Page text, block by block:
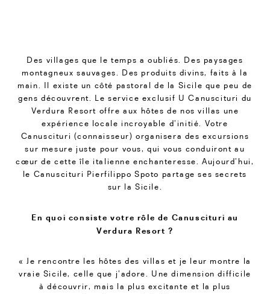
Des villages que le temps a oubliés. Des paysages
montagneux sauvages. Des produits divins, faits à la
main. Il existe un côté pastoral de la Sicile que peu de
gens découvrent. Le service exclusif U Canuscituri du
Verdura Resort offre aux hôtes de nos villas une
expérience locale incroyable d’initié. Votre
Canuscituri (connaisseur) organisera des excursions
sur mesure juste pour vous, qui vous conduiront au
cœur de cette île italienne enchanteresse. Aujourd’hui,
le Canuscituri Pierfilippo Spoto partage ses secrets
sur la Sicile.
En quoi consiste votre rôle de Canuscituri au
Verdura Resort ?
« Je rencontre les hôtes des villas et je leur montre la
vraie Sicile, celle que j’adore. Une dimension difficile
à découvrir, mais la plus excitante et la plus